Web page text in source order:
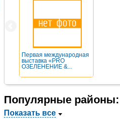
Первая международная
выставка «PRO
ОЗЕЛЕНЕНИЕ &...
Популярные районы:
Показать все